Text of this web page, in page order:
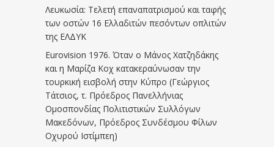
Λευκωσία: Τελετή επαναπατρισμού και ταφής
των οστών 16 Ελλαδιτών πεσόντων οπλιτών
της ΕΛΔΥΚ
Eurovision 1976. Όταν ο Μάνος Χατζηδάκης
και η Μαρίζα Κοχ κατακεραύνωσαν την
τουρκική εισβολή στην Κύπρο (Γεώργιος
Τάτσιος, τ. Πρόεδρος Πανελλήνιας
Ομοσπονδίας Πολιτιστικών Συλλόγων
Μακεδόνων, Πρόεδρος Συνδέσμου Φίλων
Οχυρού Ιστίμπεη)